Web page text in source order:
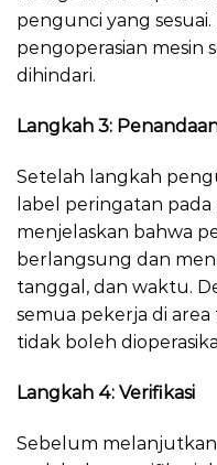
pengunci yang sesuai.
pengoperasian mesin
dihindari.
Langkah 3:
Setelah langkah
label peringatan
menjelaskan bahwa
berlangsung dan
tanggal, dan waktu.
semua pekerja di
tidak boleh
Langkah 4: Verifikasi
Sebelum